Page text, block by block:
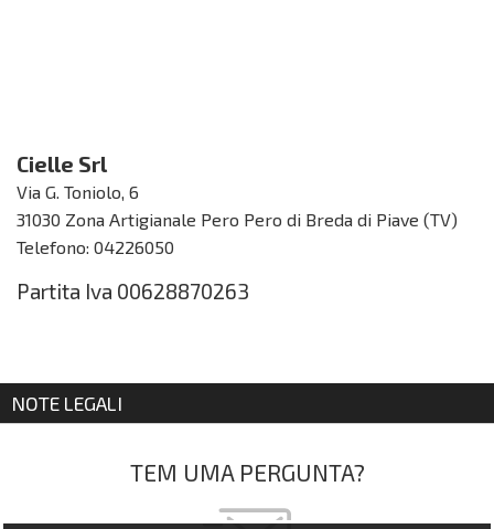
Cielle Srl
Via G. Toniolo, 6
31030 Zona Artigianale Pero Pero di Breda di Piave (TV)
Telefono: 04226050
Partita Iva 00628870263
NOTE LEGALI
TEM UMA PERGUNTA?